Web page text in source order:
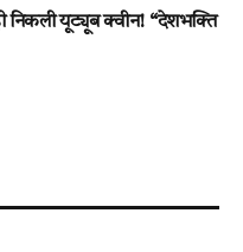
निकली यूट्यूब क्वीन! “देशभक्ति